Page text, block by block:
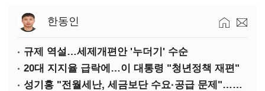
한동인
규제 역설…세제개편안 '누더기' 수순
20대 지지율 급락에…이 대통령 "청년정책 재편"
성기홍 "전월세난, 세금보단 수요·공급 문제"…닥공 시사